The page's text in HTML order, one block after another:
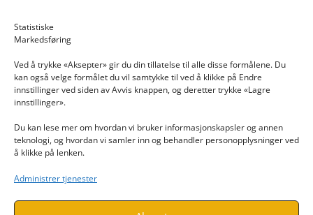
Statistiske
Markedsføring
Ved å trykke «Aksepter» gir du din tillatelse til alle disse formålene. Du
kan også velge formålet du vil samtykke til ved å klikke på Endre
innstillinger ved siden av Avvis knappen, og deretter trykke «Lagre
innstillinger».
Du kan lese mer om hvordan vi bruker informasjonskapsler og annen
teknologi, og hvordan vi samler inn og behandler personopplysninger ved
å klikke på lenken.
Administrer tjenester
INFORMASJON
Personvern